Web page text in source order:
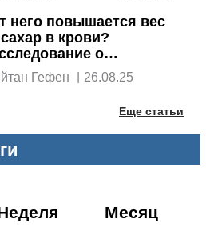
него повышается вес
в крови?
о
опровергает
| 26.08.25
Еще статьи
Месяц